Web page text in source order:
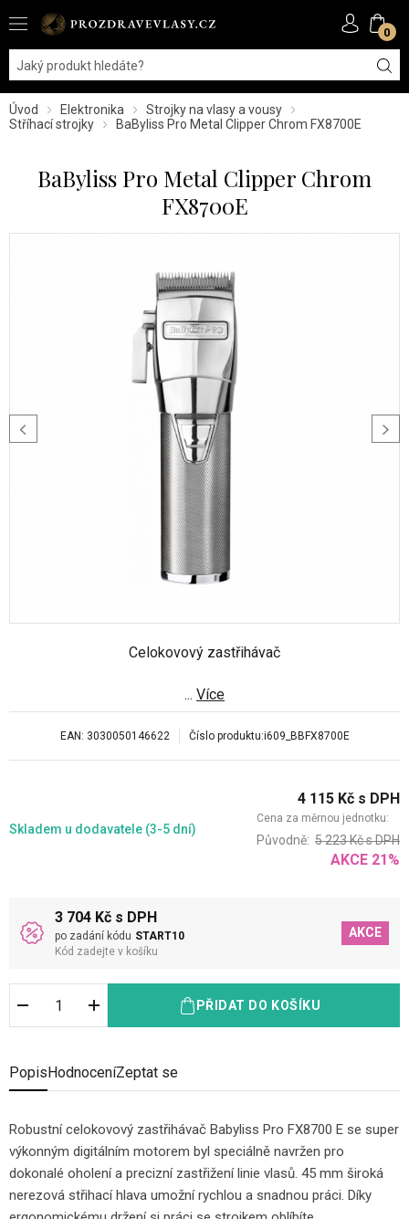
0
Úvod Elektronika
Strojky na vlasy a vousy
Stříhací strojky
BaByliss Pro Metal Clipper Chrom FX8700E
BaByliss Pro Metal Clipper Chrom
FX8700E
Celokovový zastřihávač
... Více
EAN: 3030050146622 Číslo produktu:i609_BBFX8700E
Skladem u dodavatele (3-5 dní)
4 115 Kč s DPH
Cena za měrnou jednotku:
Původně: 5 223Kčs DPH
AKCE 21 %
3 704 Kč s DPH
po zadání kódu START10
Kód zadejte v košíku
AKCE
PŘIDAT DO KOŠÍKU
Popis HodnoceníZeptat se
Robustní celokovový zastřihávač Babyliss Pro FX8700 E se super
výkonným digitálním motorem byl speciálně navržen pro
dokonalé oholení a precizní zastřižení linie vlasů. 45 mm široká
nerezová střihací hlava umožní rychlou a snadnou práci. Díky